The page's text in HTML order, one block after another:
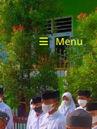
Menu